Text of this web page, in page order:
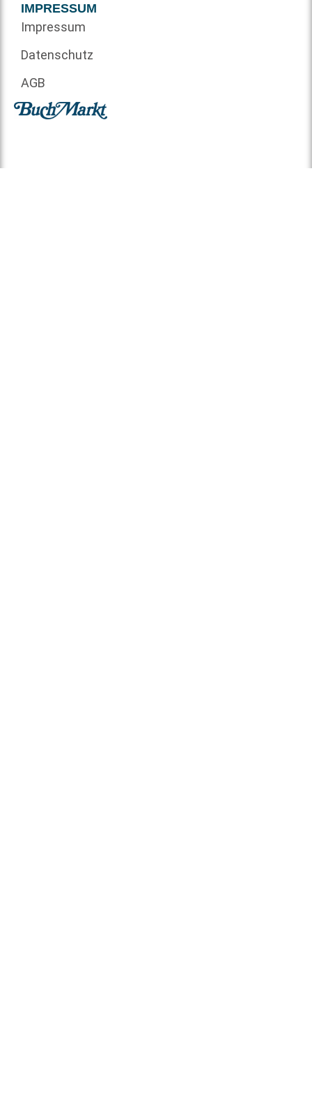
IMPRESSUM
Impressum
Datenschutz
AGB